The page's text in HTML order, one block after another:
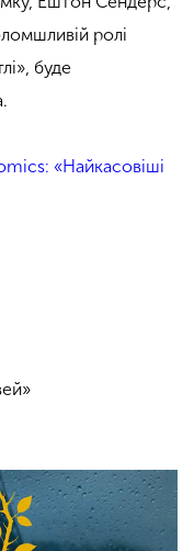
ролі
буде
«Найкасовіші